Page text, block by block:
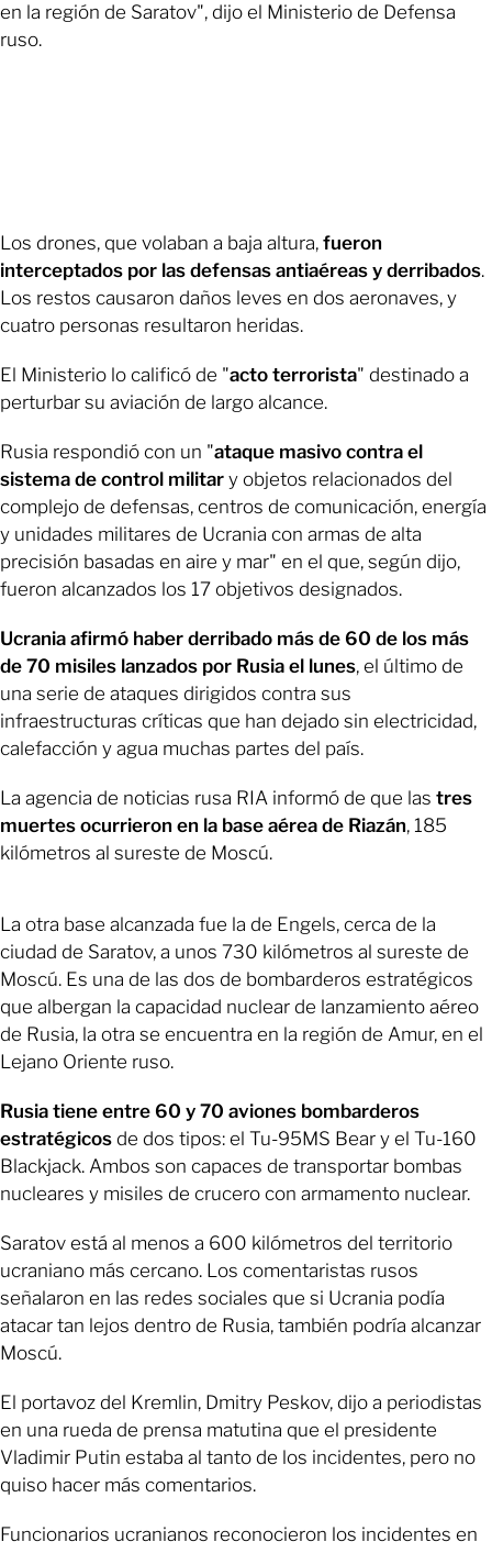
en la región de Saratov", dijo el Ministerio de Defensa
ruso.
Los drones, que volaban a baja altura, fueron
interceptados por las defensas antiaéreas y derribados.
Los restos causaron daños leves en dos aeronaves, y
cuatro personas resultaron heridas.
El Ministerio lo calificó de "acto terrorista" destinado a
perturbar su aviación de largo alcance.
Rusia respondió con un "ataque masivo contra el
sistema de control militar y objetos relacionados del
complejo de defensas, centros de comunicación, energía
y unidades militares de Ucrania con armas de alta
precisión basadas en aire y mar" en el que, según dijo,
fueron alcanzados los 17 objetivos designados.
Ucrania afirmó haber derribado más de 60 de los más
de 70 misiles lanzados por Rusia el lunes, el último de
una serie de ataques dirigidos contra sus
infraestructuras críticas que han dejado sin electricidad,
calefacción y agua muchas partes del país.
La agencia de noticias rusa RIA informó de que las tres
muertes ocurrieron en la base aérea de Riazán, 185
kilómetros al sureste de Moscú.
La otra base alcanzada fue la de Engels, cerca de la
ciudad de Saratov, a unos 730 kilómetros al sureste de
Moscú. Es una de las dos de bombarderos estratégicos
que albergan la capacidad nuclear de lanzamiento aéreo
de Rusia, la otra se encuentra en la región de Amur, en el
Lejano Oriente ruso.
Rusia tiene entre 60 y 70 aviones bombarderos
estratégicos de dos tipos: el Tu-95MS Bear y el Tu-160
Blackjack. Ambos son capaces de transportar bombas
nucleares y misiles de crucero con armamento nuclear.
Saratov está al menos a 600 kilómetros del territorio
ucraniano más cercano. Los comentaristas rusos
señalaron en las redes sociales que si Ucrania podía
atacar tan lejos dentro de Rusia, también podría alcanzar
Moscú.
El portavoz del Kremlin, Dmitry Peskov, dijo a periodistas
en una rueda de prensa matutina que el presidente
Vladimir Putin estaba al tanto de los incidentes, pero no
quiso hacer más comentarios.
Funcionarios ucranianos reconocieron los incidentes en